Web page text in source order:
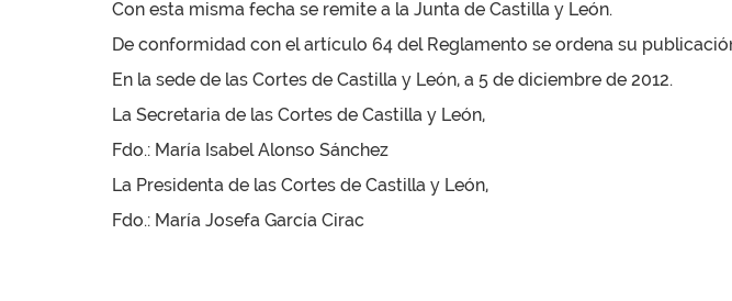
Con esta misma fecha se remite a la Junta de Castilla y León.
De conformidad con el artículo 64 del Reglamento se ordena su
En la sede de las Cortes de Castilla y León, a 5 de diciembre de 2012.
La Secretaria de las Cortes de Castilla y León,
Fdo.: María Isabel Alonso Sánchez
La Presidenta de las Cortes de Castilla y León,
Fdo.: María Josefa García Cirac